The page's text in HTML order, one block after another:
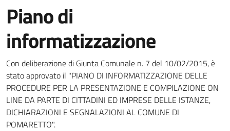
Piano di
informatizzazione
Con deliberazione di Giunta Comunale n. 7 del 10/02/2015, è
stato approvato il "PIANO DI INFORMATIZZAZIONE DELLE
PROCEDURE PER LA PRESENTAZIONE E COMPILAZIONE ON
LINE DA PARTE DI CITTADINI ED IMPRESE DELLE ISTANZE,
DICHIARAZIONI E SEGNALAZIONI AL COMUNE DI
POMARETTO".